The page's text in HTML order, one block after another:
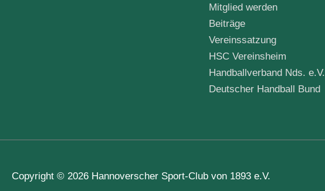
Mitglied werden
Beiträge
Vereinssatzung
HSC Vereinsheim
Handballverband Nds. e.V.
Deutscher Handball Bund
Copyright © 2026 Hannoverscher Sport-Club von 1893 e.V.